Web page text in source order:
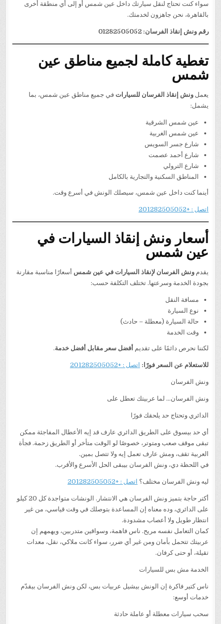
سواء كنت تحتاج لنقل سيارتك داخل عين شمس أو إلى أي منطقة أخرى
بالقاهرة، نحن جاهزون لخدمتك.
رقم ونش إنقاذ الفرسان: 01282505052
تغطية كاملة لجميع مناطق عين
شمس
يعملونش إنقاذ الفرسان للسيارات في جميع مناطق عين شمس، بما
يشمل:
عين شمس الشرقية
عين شمس الغربية
شارع جسر السويس
شارع أحمد عصمت
شارع الترولي
المناطق السكنية والتجارية بالكامل
أينما كنت داخل عين شمس، سيصلك الونش في أسرع وقت.
اتصل : +201282505052
أسعار ونش إنقاذ السيارات في
عين شمس
يقدمونش الفرسان لإنقاذ السيارات في عين شمس أسعارًا مناسبة مقارنة
بجودة الخدمة وسرعتها. تختلف التكلفة حسب:
مسافة النقل
نوع السيارة
حالة السيارة (معطلة – حادث)
وقت الخدمة
لكننا نحرص دائمًا على تقديم أفضل سعر مقابل أفضل خدمة.
للاستعلام عن السعر فورًا: اتصل : +201282505052
ونش الفرسان
ونش الفرسان… لما عربيتك تعطل على
الدائري وتحتاج حد يلحقك فورًا
أي حد بيسوق على الطريق الدائري عارف قد إيه الأعطال المفاجئة ممكن
تبقى موقف صعب ومتوتر، خصوصًا لو الوقت متأخر أو الطريق زحمة. فجأة
العربية تقف، ومش عارف تعمل إيه ولا تتصل بمين.
في اللحظة دي، ونش الفرسان بيبقى الحل الأسرع والأقرب.
ليه ونش الفرسان مختلف؟ اتصل : +201282505052
أكتر حاجة بتميز ونش الفرسان هي الانتشار. الونشات متواجدة كل 20 كيلو
على الدائري، وده معناه إن المساعدة بتوصلك في وقت قياسي، من غير
انتظار طويل ولا أعصاب مشدودة.
كمان التعامل نفسه مريح. ناس فاهمة، وسواقين متدربين، ويهمهم إن
عربيتك تتحمل بأمان ومن غير أي ضرر، سواء كانت ملاكي، نقل، معدات
تقيلة، أو حتى كرفان.
الخدمة مش بس للسيارات
ناس كتير فاكرة إن الونش بيشيل عربيات بس، لكن ونش الفرسان بيقدّم
خدمات أوسع:
سحب سيارات معطلة أو عاملة حادثة